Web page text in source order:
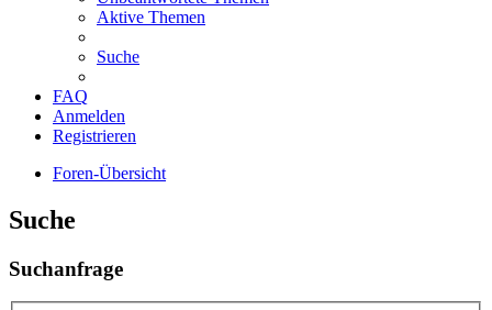
Aktive Themen
Suche
FAQ
Anmelden
Registrieren
Foren-Übersicht
Suche
Suchanfrage